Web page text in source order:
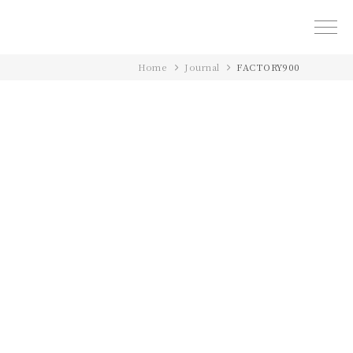
Home Journal FACTORY900